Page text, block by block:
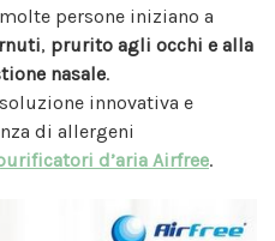
persone iniziano a
, prurito agli occhi e alla
nasale.
innovativa e
di allergeni
d’aria Airfree.